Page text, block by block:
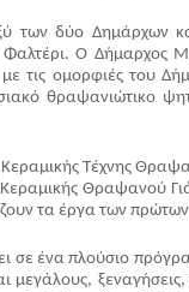
δύο Δημάρχων
Ο Δήμαρχος
τις ομορφιές του
θραψανιώτικο
Τέχνης
Θραψανού
τα έργα των
σε ένα πλούσιο
ξεναγήσεις,